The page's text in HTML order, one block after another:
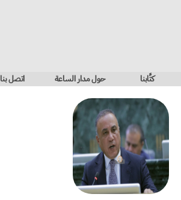
كتَّابنا حول مدار الساعة اتصل بنا